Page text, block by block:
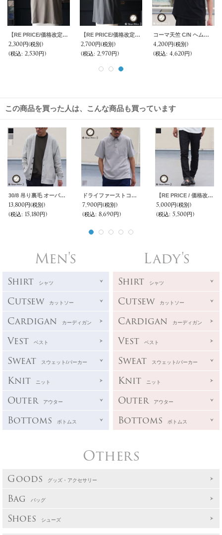
【RE PRICE/価格改定】コーマ天竺 グラスポケ付S/S TEE【MADE IN JAPAN】『日本製』 / Upscape Audience
2,300円(税別)
(税込: 2,530円)
【RE PRICE/価格改定】コーマ天竺 C/N ヘンリー ポケ付 Tee【MADE IN JAPAN】『日本製』/ Upscape Audience
2,700円(税別)
(税込: 2,970円)
コーマ天竺 C/N ヘムラウンド ビックTee【MADE IN JAPAN】『日本製』/ Upscape Audience
4,200円(税別)
(税込: 4,620円)
この商品を買った人は、こんな商品も買っています
30/8 吊り裏毛 オーバーサイズ カーディガン【MADE IN JAPAN】【送料無料】『日本製』 / Upscape Audience
13,800円(税別)
(税込: 15,180円)
ドライファーストコットン鹿の子ボタンダウン グラスポケ付ポロ【MADE IN JAPAN】『日本製』 / Upscape Audience
7,900円(税別)
(税込: 8,690円)
【RE PRICE / 価格改定】オーバーダイカラーデニムノープリーツテーパードパンツ【MADE IN JAPAN】『日本製』/ Upscape Audience
5,000円(税別)
(税込: 5,500円)
Men's
Shirt シャツ
Cutsew カットソー
Cardigan カーディガン
Vest ベスト
Sweat スウェット/パーカー
Knit ニット
Outer アウター
Bottoms ボトムス
Lady's
Shirt シャツ
Cutsew カットソー
Cardigan カーディガン
Vest ベスト
Sweat スウェット/パーカー
Knit ニット
Outer アウター
Bottoms ボトムス
Others
Goods グッズ・アクセサリー
Bag バッグ
Shoes シューズ